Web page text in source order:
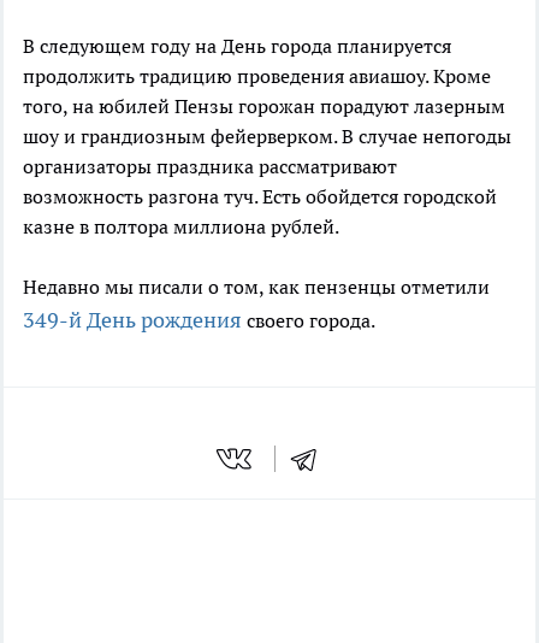
В следующем году на День города планируется
продолжить традицию проведения авиашоу. Кроме
того, на юбилей Пензы горожан порадуют лазерным
шоу и грандиозным фейерверком. В случае непогоды
организаторы праздника рассматривают
возможность разгона туч. Есть обойдется городской
казне в полтора миллиона рублей.
Недавно мы писали о том, как пензенцы отметили
349-й День рождения своего города.